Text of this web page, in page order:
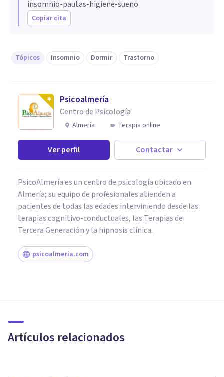
insomnio-pautas-higiene-sueno
Copiar cita
Tópicos Insomnio Dormir Trastorno
Psicoalmería
Centro de Psicología
Almería Terapia online
Ver perfil Contactar
PsicoAlmería es un centro de psicología ubicado en
Almería; su equipo de profesionales atienden a
pacientes de todas las edades interviniendo desde las
terapias cognitivo-conductuales, las Terapias de
Tercera Generación y la hipnosis clínica.
psicoalmeria.com
Artículos relacionados
en la cama cuando duermo?